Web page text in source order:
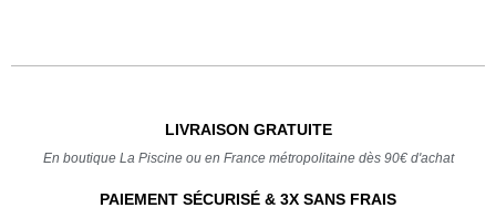
LIVRAISON GRATUITE
En boutique La Piscine ou en France métropolitaine dès 90€ d'achat
PAIEMENT SÉCURISÉ & 3X SANS FRAIS